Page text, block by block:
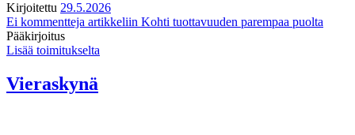
Kirjoitettu 29.5.2026
Ei kommentteja artikkeliin Kohti tuottavuuden parempaa puolta
Pääkirjoitus
Lisää toimitukselta
Vieraskynä